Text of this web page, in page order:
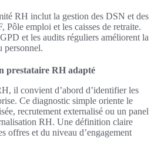
RH inclut la gestion des DSN et des
Pôle emploi et les caisses de retraite.
et les audits réguliers améliorent la
personnel.
prestataire RH adapté
il convient d’abord d’identifier les
Ce diagnostic simple oriente le
recrutement externalisé ou un panel
RH. Une définition claire
offres et du niveau d’engagement